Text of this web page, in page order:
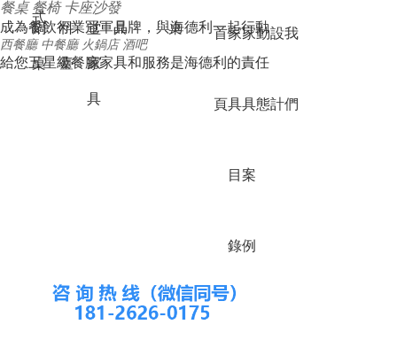
首
頁
家
具
目
錄
家
具
案
例
動
態
設
計
我
們
鍋
桌
料
臺
堂
家
具
具 桌
式
餐桌 餐椅 卡座沙發
成為餐飲行業冠軍品牌，與海德利一起行動
西餐廳 中餐廳 火鍋店 酒吧
給您五星級餐廳家具和服務是海德利的責任